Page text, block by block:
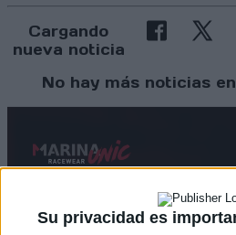
Su privacidad es
Cargando
nueva noticia
No hay más noticias